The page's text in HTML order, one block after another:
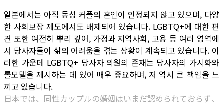
일본에서는 아직 동성 커플의 혼인이 인정되지 않고 있으며, 다양
한 사회보장 제도에서도 배제되어 있습니다. LGBTQ+에 대한 편
견 또한 여전히 뿌리 깊어, 가정과 지역사회, 고용 등 여러 영역에
서 당사자들이 삶의 어려움을 겪는 상황이 계속되고 있습니다. 이
러한 가운데 LGBTQ+ 당사자 의원의 존재는 당사자의 가시화와
롤모델을 제시하는 데 있어 매우 중요하며, 저 역시 큰 책임을 느
끼고 있습니다.
日本では、同性カップルの婚姻はいまだ認められておらず、